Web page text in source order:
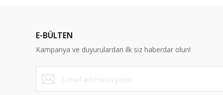
E-BÜLTEN
Kampanya ve duyurulardan ilk siz haberdar olun!